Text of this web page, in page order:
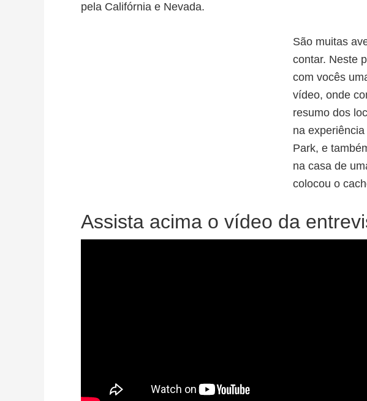
pela Califórnia e Nevada.
São muitas
contar. Neste
com vocês
vídeo, onde
resumo dos
na
Park, e
na casa de
colocou o
Assista acima o vídeo da